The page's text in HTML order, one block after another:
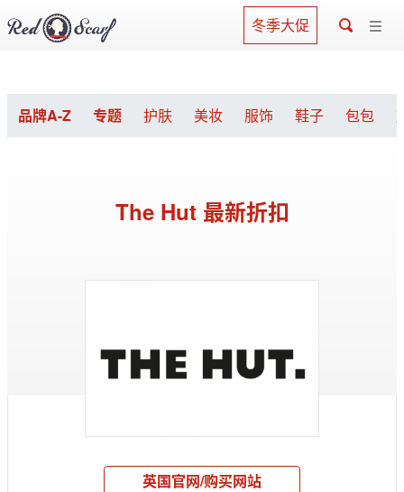
冬季大促
品牌A-Z 专题 护肤 美妆 服饰 鞋子 包包
The Hut 最新折扣
英国官网/购买网站